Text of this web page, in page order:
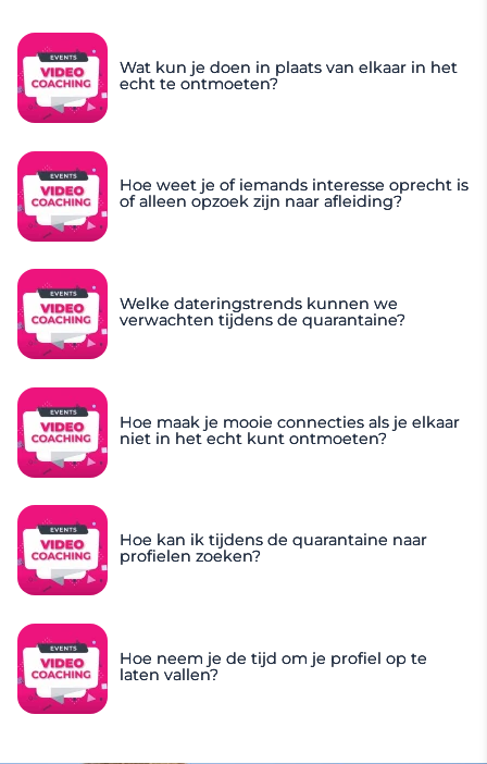
Wat kun je doen in plaats van elkaar in het
echt te ontmoeten?
Hoe weet je of iemands interesse oprecht is
of alleen opzoek zijn naar afleiding?
Welke dateringstrends kunnen we
verwachten tijdens de quarantaine?
Hoe maak je mooie connecties als je elkaar
niet in het echt kunt ontmoeten?
Hoe kan ik tijdens de quarantaine naar
profielen zoeken?
Hoe neem je de tijd om je profiel op te
laten vallen?